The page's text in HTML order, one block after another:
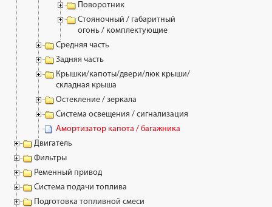
Поворотник
Стояночный / габаритный
огонь / комплектующие
Средняя часть
Задняя часть
Крышки/капоты/двери/люк крыши/
складная крыша
Остекление / зеркала
Система освещения / сигнализация
Амортизатор капота / багажника
Двигатель
Фильтры
Ременный привод
Система подачи топлива
Подготовка топливной смеси